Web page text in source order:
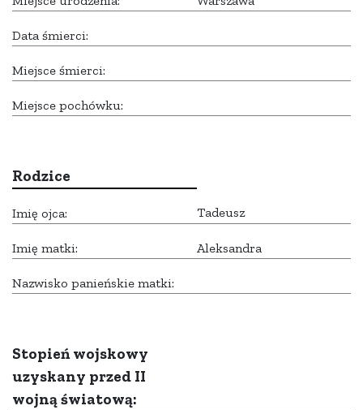
Data śmierci:
Miejsce śmierci:
Miejsce pochówku:
Rodzice
Imię ojca: Tadeusz
Imię matki: Aleksandra
Nazwisko panieńskie matki:
Stopień wojskowy
uzyskany przed II
wojną światową: